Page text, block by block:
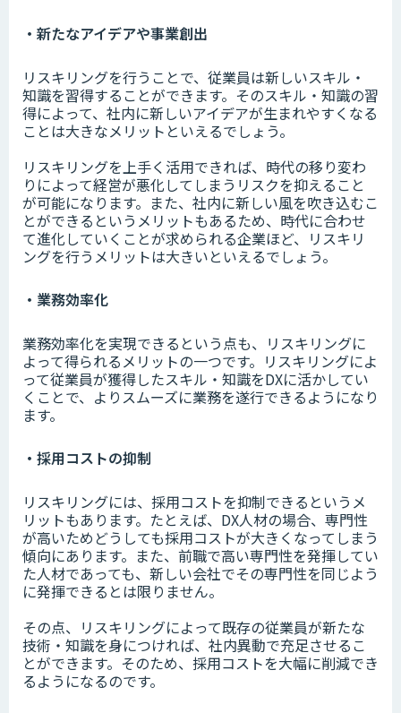
・新たなアイデアや事業創出
リスキリングを行うことで、従業員は新しいスキル・
知識を習得することができます。そのスキル・知識の習
得によって、社内に新しいアイデアが生まれやすくなる
ことは大きなメリットといえるでしょう。
リスキリングを上手く活用できれば、時代の移り変わ
りによって経営が悪化してしまうリスクを抑えること
が可能になります。また、社内に新しい風を吹き込むこ
とができるというメリットもあるため、時代に合わせ
て進化していくことが求められる企業ほど、リスキリ
ングを行うメリットは大きいといえるでしょう。
・業務効率化
業務効率化を実現できるという点も、リスキリングに
よって得られるメリットの一つです。リスキリングによ
って従業員が獲得したスキル・知識をDXに活かしてい
くことで、よりスムーズに業務を遂行できるようになり
ます。
・採用コストの抑制
リスキリングには、採用コストを抑制できるというメ
リットもあります。たとえば、DX人材の場合、専門性
が高いためどうしても採用コストが大きくなってしまう
傾向にあります。また、前職で高い専門性を発揮してい
た人材であっても、新しい会社でその専門性を同じよう
に発揮できるとは限りません。
その点、リスキリングによって既存の従業員が新たな
技術・知識を身につければ、社内異動で充足させるこ
とができます。そのため、採用コストを大幅に削減でき
るようになるのです。